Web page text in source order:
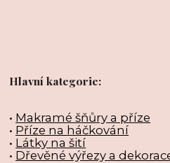
Hlavní kategorie:
• Makramé šňůry a příze
• Příze na háčkování
• Látky na šití
• Dřevěné výřezy a